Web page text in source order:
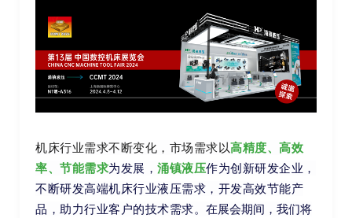
机床行业需求不断变化，市场需求以高精度、高效
率、节能需求为发展，涌镇液压作为创新研发企业，
不断研发高端机床行业液压需求，开发高效节能产
品，助力行业客户的技术需求。在展会期间，我们将